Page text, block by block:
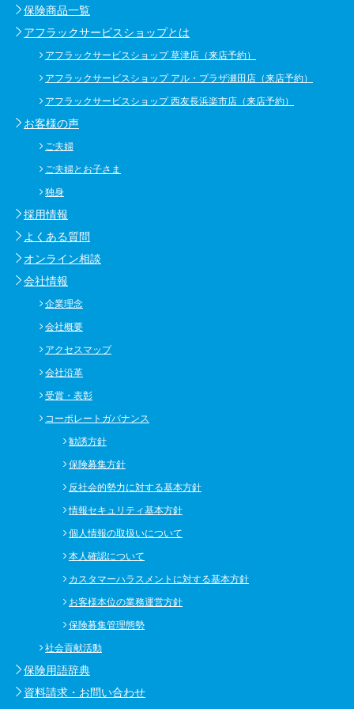
保険商品一覧
アフラックサービスショップとは
アフラックサービスショップ 草津店（来店予約）
アフラックサービスショップ アル・プラザ瀬田店（来店予約）
アフラックサービスショップ 西友長浜楽市店（来店予約）
お客様の声
ご夫婦
ご夫婦とお子さま
独身
採用情報
よくある質問
オンライン相談
会社情報
企業理念
会社概要
アクセスマップ
会社沿革
受賞・表彰
コーポレートガバナンス
勧誘方針
保険募集方針
反社会的勢力に対する基本方針
情報セキュリティ基本方針
個人情報の取扱いについて
本人確認について
カスタマーハラスメントに対する基本方針
お客様本位の業務運営方針
保険募集管理態勢
社会貢献活動
保険用語辞典
資料請求・お問い合わせ